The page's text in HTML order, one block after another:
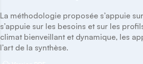
La méthodologie proposée s’appuie
s’appuie sur les besoins et sur les
climat bienveillant et dynamique, les
l’art de la synthèse.